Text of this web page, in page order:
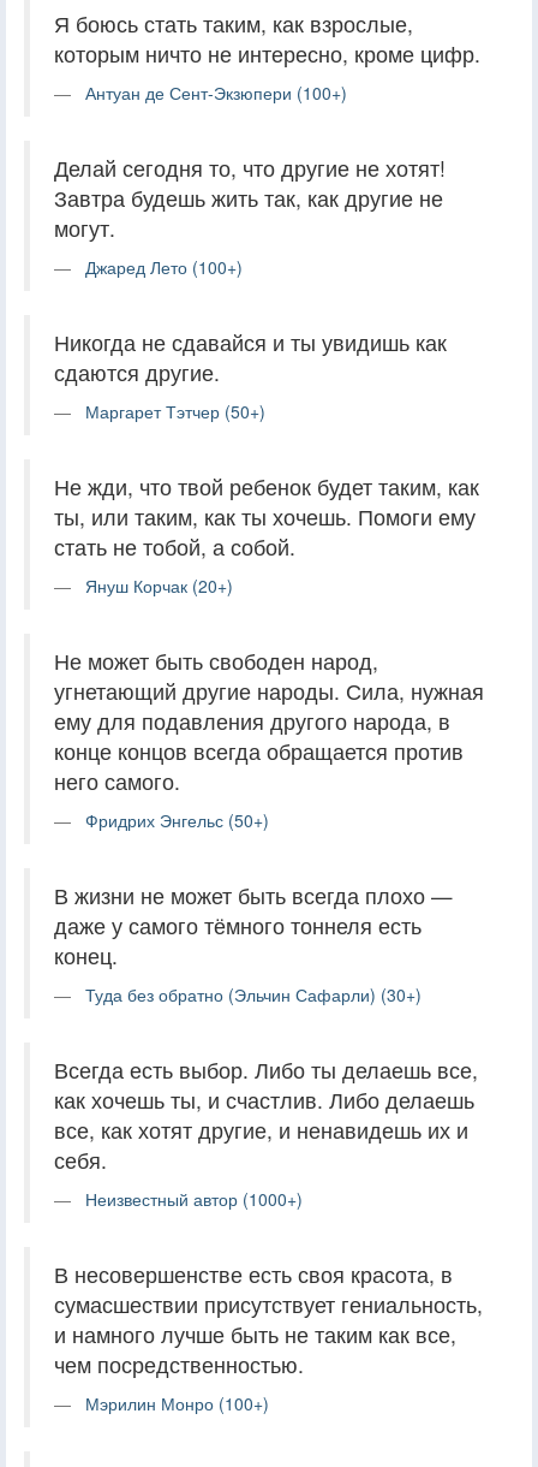
Я боюсь стать таким, как взрослые,
которым ничто не интересно, кроме цифр.
Антуан де Сент-Экзюпери (100+)
Делай сегодня то, что другие не хотят!
Завтра будешь жить так, как другие не
могут.
Джаред Лето (100+)
Никогда не сдавайся и ты увидишь как
сдаются другие.
Маргарет Тэтчер (50+)
Не жди, что твой ребенок будет таким, как
ты, или таким, как ты хочешь. Помоги ему
стать не тобой, а собой.
Януш Корчак (20+)
Не может быть свободен народ,
угнетающий другие народы. Сила, нужная
ему для подавления другого народа, в
конце концов всегда обращается против
него самого.
Фридрих Энгельс (50+)
В жизни не может быть всегда плохо —
даже у самого тёмного тоннеля есть
конец.
Туда без обратно (Эльчин Сафарли) (30+)
Всегда есть выбор. Либо ты делаешь все,
как хочешь ты, и счастлив. Либо делаешь
все, как хотят другие, и ненавидешь их и
себя.
Неизвестный автор (1000+)
В несовершенстве есть своя красота, в
сумасшествии присутствует гениальность,
и намного лучше быть не таким как все,
чем посредственностью.
Мэрилин Монро (100+)